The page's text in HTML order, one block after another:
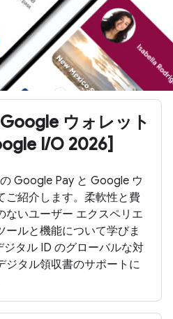
ウォレット
I/O 2026]
Google Pay と Google ウ
ご紹介します。柔軟性と費
ないユーザー エクスペリエ
ールと機能について学びま
ジタル ID のグローバルな対
ジタル領収書のサポートに